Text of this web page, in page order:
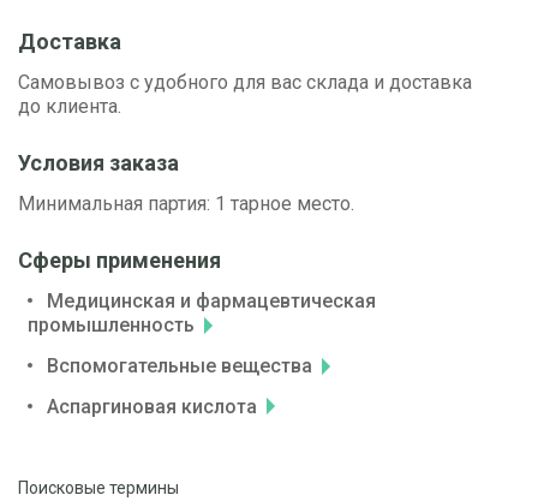
Доставка
Самовывоз с удобного для вас склада и доставка
до клиента.
Условия заказа
Минимальная партия: 1 тарное место.
Сферы применения
Медицинская и фармацевтическая
промышленность
Вспомогательные вещества
Аспаргиновая кислота
Поисковые термины